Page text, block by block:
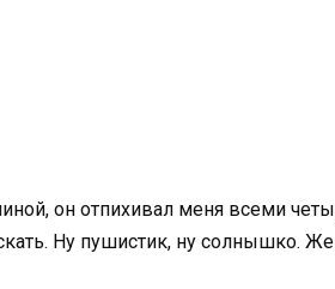
он отпихивал меня всеми
Ну пушистик, ну солнышко.